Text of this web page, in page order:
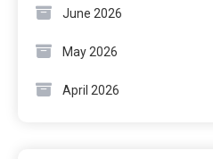
June 2026
May 2026
April 2026